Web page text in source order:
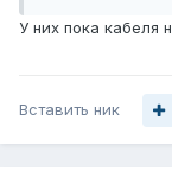
У них пока кабеля
Вставить ник